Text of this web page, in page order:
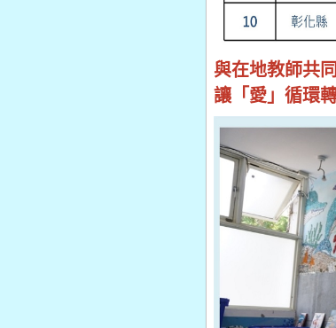
與在地教師共
讓「愛」循環